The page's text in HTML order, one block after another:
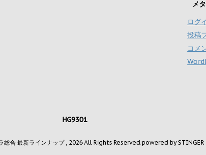
メ
ログ
投稿
コメ
HG9301
合 最新ラインナップ , 2026 All Rights Reserved.powered by STINGER